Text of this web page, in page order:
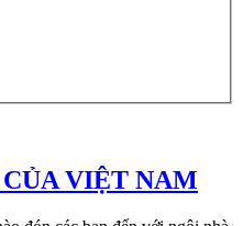
VIỆT NAM